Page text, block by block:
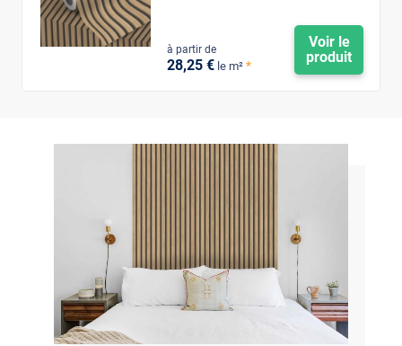
à partir de
28,25 € le m² *
Voir le
produit